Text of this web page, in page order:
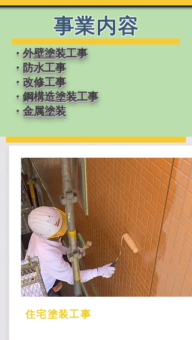
事業内容
・外壁塗装工事
・防水工事
・改修工事
・鋼構造塗装工事
・金属塗装
住宅塗装工事